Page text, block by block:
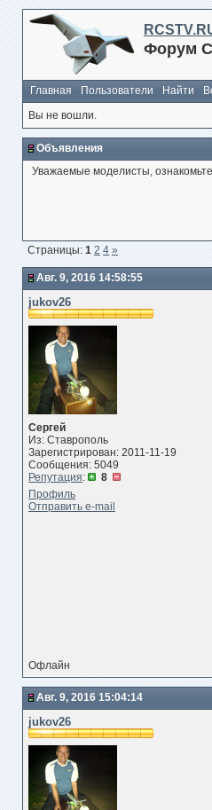
Форум
Главная Пользователи Найти
Вы не вошли.
Объявления
Уважаемые моделисты,
Страницы:1 2 4 »
Авг. 9, 2016 14:58:55
jukov26
Сергей
Из: Ставрополь
Зарегистрирован: 2011-11-19
Сообщения: 5049
Репутация:
8
Профиль
Отправить e-mail
Офлайн
Авг. 9, 2016 15:04:14
jukov26